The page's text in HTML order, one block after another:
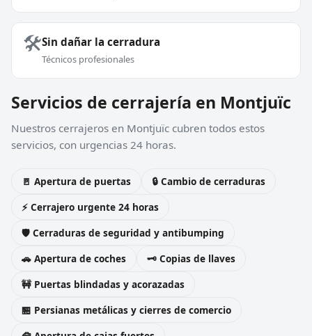
🛠️Sin dañar la cerradura
Técnicos profesionales
Servicios de cerrajería en Montjuïc
Nuestros cerrajeros en Montjuïc cubren todos estos
servicios, con urgencias 24 horas.
🚪 Apertura de puertas
🔒 Cambio de cerraduras
⚡ Cerrajero urgente 24 horas
🛡️ Cerraduras de seguridad y antibumping
🚗 Apertura de coches
🗝️ Copias de llaves
🚧 Puertas blindadas y acorazadas
🏪 Persianas metálicas y cierres de comercio